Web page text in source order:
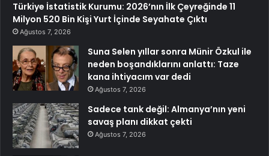
Türkiye İstatistik Kurumu: 2026’nın İlk Çeyreğinde 11
Milyon 520 Bin Kişi Yurt İçinde Seyahate Çıktı
Ağustos 7, 2026
Suna Selen yıllar sonra Münir Özkul ile
neden boşandıklarını anlattı: Taze
kana ihtiyacım var dedi
Ağustos 7, 2026
Sadece tank değil: Almanya’nın yeni
savaş planı dikkat çekti
Ağustos 7, 2026